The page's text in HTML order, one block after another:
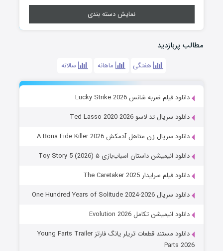
نمایش دسته بندی
مطالب پربازدید
هفتگی ماهانه سالانه
دانلود فیلم ضربه شانس Lucky Strike 2026
دانلود سریال تد لاسو Ted Lasso 2020-2026
دانلود سریال زن متاهل آدمکش A Bona Fide Killer 2026
دانلود انیمیشن داستان اسباب‌بازی ۵ Toy Story 5 (2026)
دانلود فیلم سرایدار The Caretaker 2025
دانلود سریال One Hundred Years of Solitude 2024-2026
دانلود انیمیشن تکامل Evolution 2026
دانلود مستند قطعات تریلر یانگ فارتز Young Farts Trailer
Parts 2026